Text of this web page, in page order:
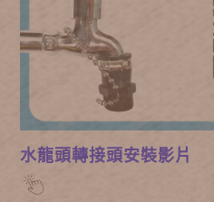
水龍頭轉接頭安裝影片